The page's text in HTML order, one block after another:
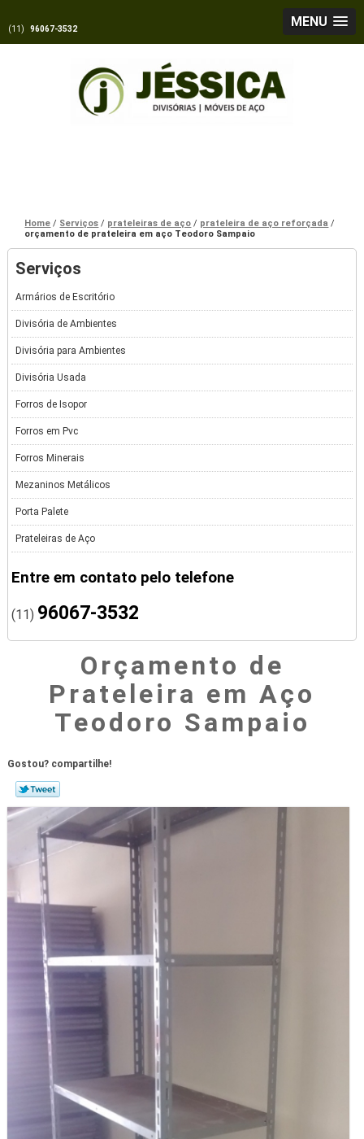
MENU
(11) 96067-3532
Home Serviços prateleiras de aço
prateleira de aço reforçada
orçamento de prateleira em aço Teodoro Sampaio
Serviços
Armários de Escritório
Divisória de Ambientes
Divisória para Ambientes
Divisória Usada
Forros de Isopor
Forros em Pvc
Forros Minerais
Mezaninos Metálicos
Porta Palete
Prateleiras de Aço
Entre em contato pelo telefone
(11) 96067-3532
Orçamento de
Prateleira em Aço
Teodoro Sampaio
Gostou? compartilhe!